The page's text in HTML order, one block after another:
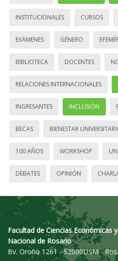
INSTITUCIONALES CURSOS
EXÁMENES GÉNERO
BIBLIOTECA DOCENTES
RELACIONES INTERNACIONALES
INGRESANTES INCLUSIÓN
BECAS BIENESTAR
100 AÑOS WORKSHOP
DEBATES OPINIÓN
Facultad de Ciencias Económicas
Nacional de Rosario
Bv. Oroño 1261 - S2000DSM -